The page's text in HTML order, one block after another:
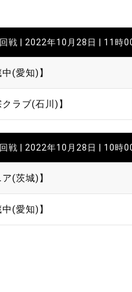
戦 | 2022年10月28日 | 11時
(愛知)】
ラブ(石川)】
戦 | 2022年10月28日 | 10時
(茨城)】
(愛知)】